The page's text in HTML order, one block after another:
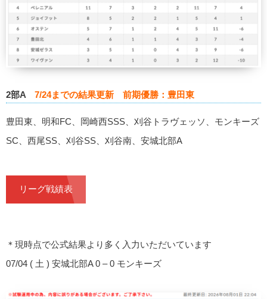
2部A 7/24までの結果更新 前期優勝：豊田東
豊田東、明和FC、岡崎西SSS、刈谷トラヴェッソ、モンキーズ
SC、西尾SS、刈谷SS、刈谷南、安城北部A
リーグ戦績表
＊現時点で公式結果より多く入力いただいています
07/04 ( 土 ) 安城北部A 0 – 0 モンキーズ